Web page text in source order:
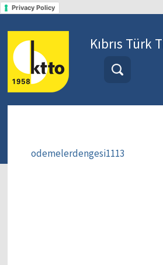
Privacy Policy
Kıbrıs Türk
odemelerdengesi1113